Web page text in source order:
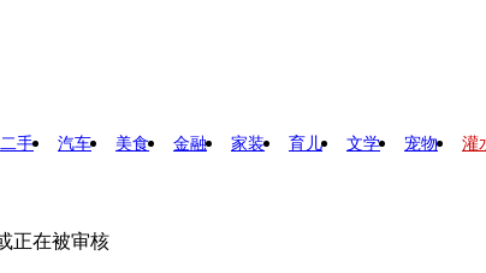
二手 汽车 美食 金融 家装 育儿 文学 宠物 灌
正在被审核